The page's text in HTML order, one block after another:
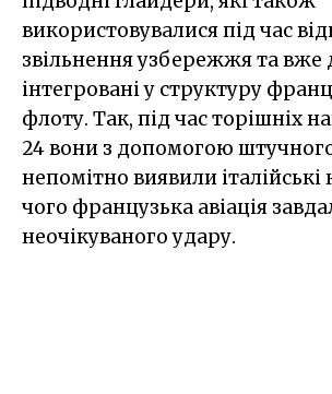
використовувалися під час
звільнення узбережжя та вже
інтегровані у структуру
флоту. Так, під час торішніх
24 вони з допомогою
непомітно виявили італійські
чого французька авіація
неочікуваного удару.